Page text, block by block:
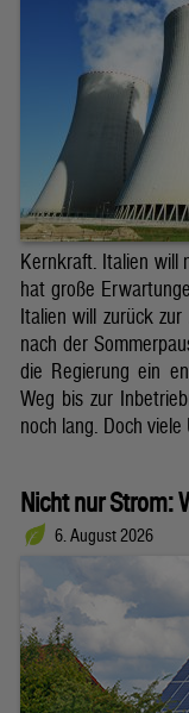
Kernkraft. Italien will
hat große
Italien will zurück
nach der
die Regierung ein
Weg bis zur
noch lang. Doch
Nicht nur Strom:
6. August 2026